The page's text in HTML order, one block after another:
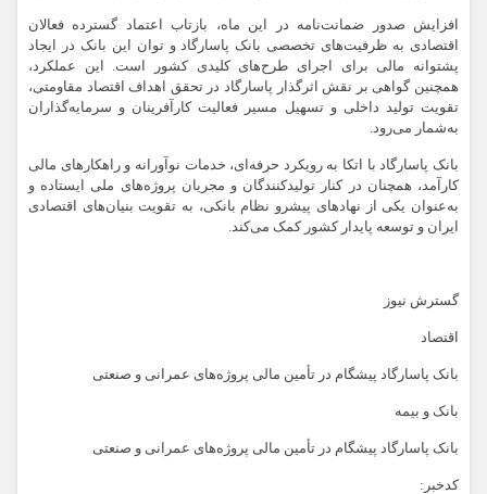
افزایش صدور ضمانت‌نامه در این ماه، بازتاب اعتماد گسترده فعالان
اقتصادی به ظرفیت‌های تخصصی بانک پاسارگاد و توان این بانک در ایجاد
پشتوانه مالی برای اجرای طرح‌های کلیدی کشور است. این عملکرد،
همچنین گواهی بر نقش اثرگذار پاسارگاد در تحقق اهداف اقتصاد مقاومتی،
تقویت تولید داخلی و تسهیل مسیر فعالیت کارآفرینان و سرمایه‌گذاران
به‌شمار می‌رود.
بانک پاسارگاد با اتکا به رویکرد حرفه‌ای، خدمات نوآورانه و راهکارهای مالی
کارآمد، همچنان در کنار تولیدکنندگان و مجریان پروژه‌های ملی ایستاده و
به‌عنوان یکی از نهادهای پیشرو نظام بانکی، به تقویت بنیان‌های اقتصادی
ایران و توسعه پایدار کشور کمک می‌کند.
گسترش نیوز
اقتصاد
بانک پاسارگاد پیشگام در تأمین مالی پروژه‌های عمرانی و صنعتی
بانک و بیمه
بانک پاسارگاد پیشگام در تأمین مالی پروژه‌های عمرانی و صنعتی
کدخبر: